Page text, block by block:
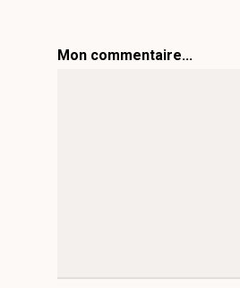
Mon commentaire...